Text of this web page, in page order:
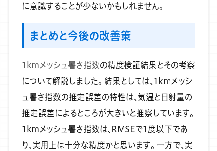
に意識することが少ないかもしれません。
まとめと今後の改善策
1kmメッシュ暑さ指数の精度検証結果とその考察
について解説しました。 結果としては、1kmメッシ
ュ暑さ指数の推定誤差の特性は、気温と日射量の
推定誤差によるところが大きいと推察しています。
1kmメッシュ暑さ指数は、RMSEで1度以下であ
り、実用上は十分な精度かと思います。 一方で、実